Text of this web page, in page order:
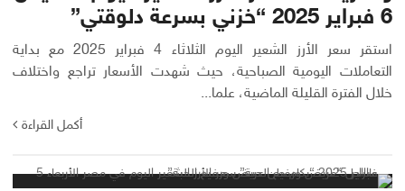
6 فبراير 2025 “خزني بسرعة دلوقتي”
استقر سعر الأرز الشعير اليوم الثلاثاء 4 فبراير 2025 مع بداية
التعاملات اليومية الصباحية، حيث شهدت الأسعار تراجع واختلاف
خلال الفترة القليلة الماضية، علما...
أكمل القراءة